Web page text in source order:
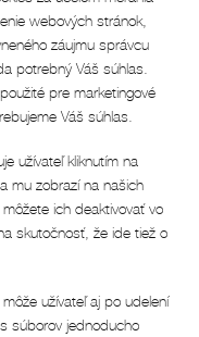
webových stránok,
záujmu správcu
potrebný Váš súhlas.
pre marketingové
Váš súhlas.
užívateľ kliknutím na
mu zobrazí na našich
ich deaktivovať vo
skutočnosť, že ide tiež o
užívateľ aj po udelení
súborov jednoducho